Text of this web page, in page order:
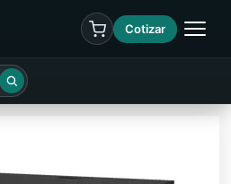
Cotizar